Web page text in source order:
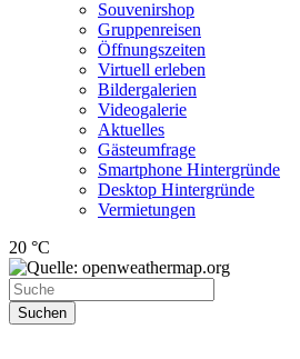
Souvenirshop
Gruppenreisen
Öffnungszeiten
Virtuell erleben
Bildergalerien
Videogalerie
Aktuelles
Gästeumfrage
Smartphone Hintergründe
Desktop Hintergründe
Vermietungen
20 °C
Suchen